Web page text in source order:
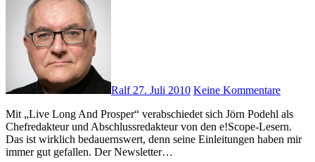
Ralf 27. Juli 2010 Keine Kommentare
Mit „Live Long And Prosper“ verabschiedet sich Jörn Podehl als
Chefredakteur und Abschlussredakteur von den e!Scope-Lesern.
Das ist wirklich bedauernswert, denn seine Einleitungen haben mir
immer gut gefallen. Der Newsletter…